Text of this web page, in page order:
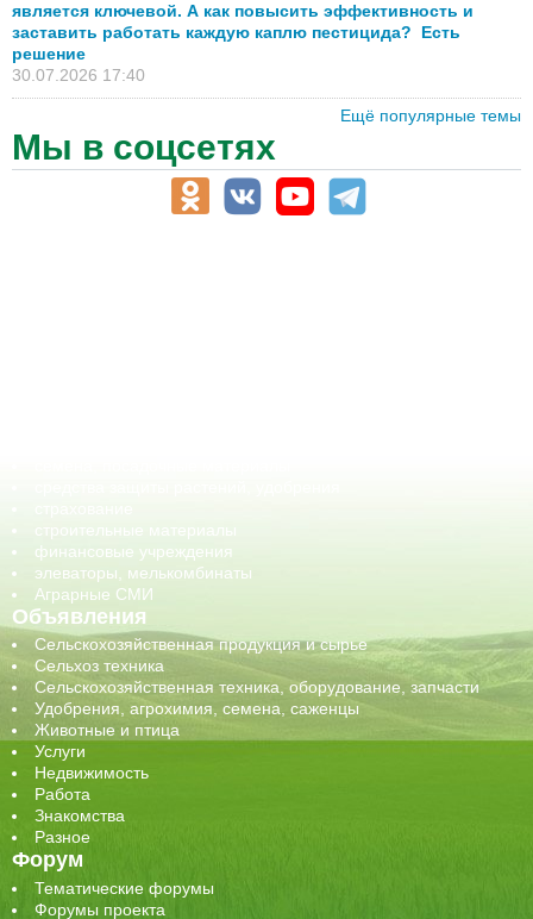
является ключевой. А как повысить эффективность и
заставить работать каждую каплю пестицида? Есть
решение
30.07.2026 17:40
Ещё популярные темы
Мы в соцсетях
строительные материалы
финансовые учреждения
элеваторы, мелькомбинаты
Аграрные СМИ
Объявления
Сельскохозяйственная продукция и сырье
Сельхоз техника
Сельскохозяйственная техника, оборудование, запчасти
Удобрения, агрохимия, семена, саженцы
Животные и птица
Услуги
Недвижимость
Работа
Знакомства
Разное
Форум
Тематические форумы
Форумы проекта